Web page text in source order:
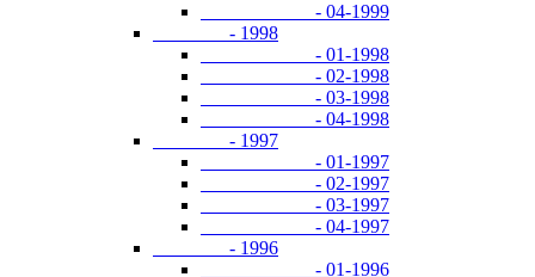
- 04-1999
- 1998
- 01-1998
- 02-1998
- 03-1998
- 04-1998
- 1997
- 01-1997
- 02-1997
- 03-1997
- 04-1997
- 1996
- 01-1996